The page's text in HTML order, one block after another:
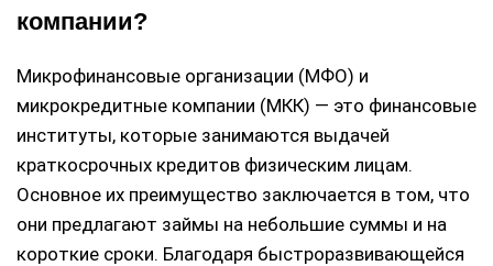
компании?
Микрофинансовые организации (МФО) и
микрокредитные компании (МКК) — это финансовые
институты, которые занимаются выдачей
краткосрочных кредитов физическим лицам.
Основное их преимущество заключается в том, что
они предлагают займы на небольшие суммы и на
короткие сроки. Благодаря быстроразвивающейся